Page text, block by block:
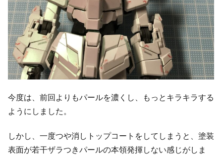
今度は、前回よりもパールを濃くし、もっとキラキラする
ようにしました。
しかし、一度つや消しトップコートをしてしまうと、塗装
表面が若干ザラつきパールの本領発揮しない感じがしま